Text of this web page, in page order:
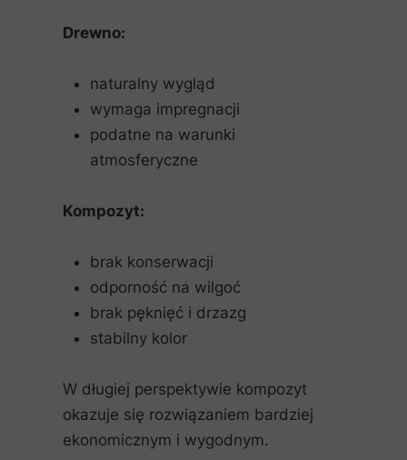
Drewno:
naturalny wygląd
wymaga impregnacji
podatne na warunki
atmosferyczne
Kompozyt:
brak konserwacji
odporność na wilgoć
brak pęknięć i drzazg
stabilny kolor
W długiej perspektywie kompozyt
okazuje się rozwiązaniem bardziej
ekonomicznym i wygodnym.